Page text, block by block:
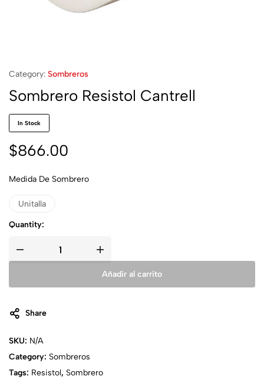
Category: Sombreros
Sombrero Resistol Cantrell
In Stock
$866.00
Medida De Sombrero
Unitalla
Quantity:
Añadir al carrito
Share
SKU: N/A
Category: Sombreros
Tags: Resistol, Sombrero